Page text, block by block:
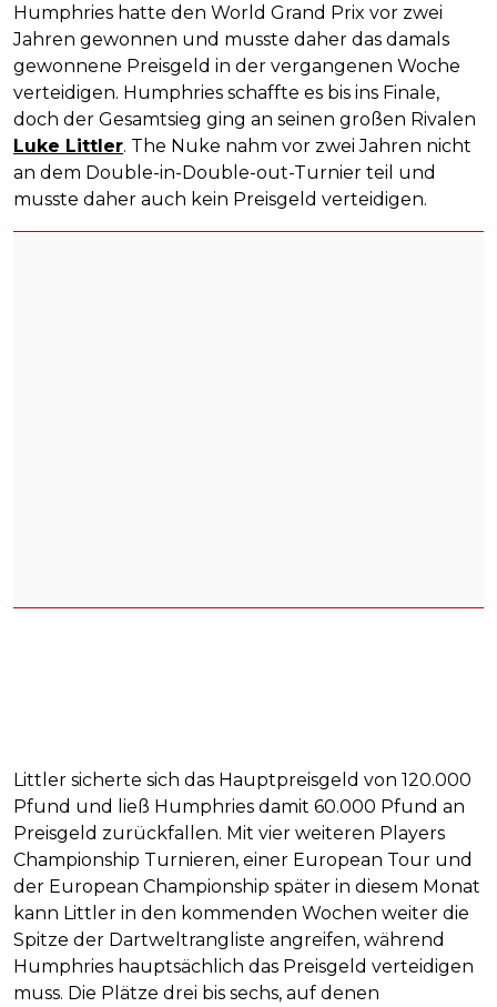
Humphries hatte den World Grand Prix vor zwei
Jahren gewonnen und musste daher das damals
gewonnene Preisgeld in der vergangenen Woche
verteidigen. Humphries schaffte es bis ins Finale,
doch der Gesamtsieg ging an seinen großen Rivalen
Luke Littler. The Nuke nahm vor zwei Jahren nicht
an dem Double-in-Double-out-Turnier teil und
musste daher auch kein Preisgeld verteidigen.
Littler sicherte sich das Hauptpreisgeld von 120.000
Pfund und ließ Humphries damit 60.000 Pfund an
Preisgeld zurückfallen. Mit vier weiteren Players
Championship Turnieren, einer European Tour und
der European Championship später in diesem Monat
kann Littler in den kommenden Wochen weiter die
Spitze der Dartweltrangliste angreifen, während
Humphries hauptsächlich das Preisgeld verteidigen
muss. Die Plätze drei bis sechs, auf denen